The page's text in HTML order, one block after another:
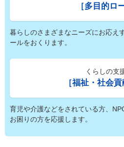
［多目的ロ
暮らしのさまざまなニーズにお応え
ールをおくります。
くらしの支
［福祉・社会貢
育児や介護などをされている方、
お困りの方を応援します。